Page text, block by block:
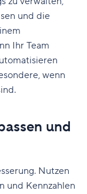
und die
Ihr Team
wenn
und
Nutzen
und Kennzahlen